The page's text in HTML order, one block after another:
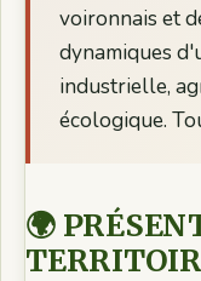
voironnais et
dynamiques
industrielle,
écologique.
🌍